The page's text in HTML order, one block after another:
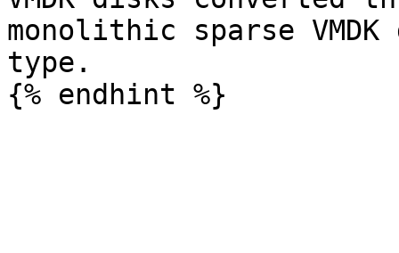
monolithic sparse
type.